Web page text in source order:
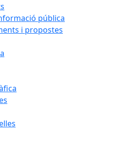
pública
i propostes